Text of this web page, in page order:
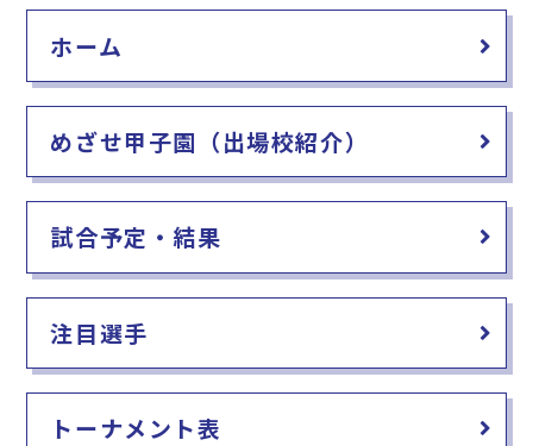
e
b
o
o
k
l
ホーム
めざせ甲子園（出場校紹介）
試合予定・結果
注目選手
トーナメント表